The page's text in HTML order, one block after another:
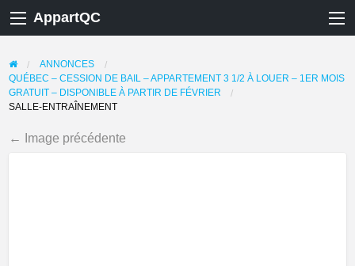
AppartQC
ANNONCES
QUÉBEC – CESSION DE BAIL – APPARTEMENT 3 1/2 À LOUER – 1ER MOIS
GRATUIT – DISPONIBLE À PARTIR DE FÉVRIER
SALLE-ENTRAÎNEMENT
← Image précédente